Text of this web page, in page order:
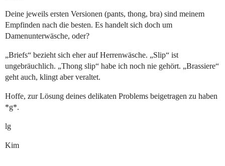
Deine jeweils ersten Versionen (pants, thong, bra) sind meinem
Empfinden nach die besten. Es handelt sich doch um
Damenunterwäsche, oder?
„Briefs“ bezieht sich eher auf Herrenwäsche. „Slip“ ist
ungebräuchlich. „Thong slip“ habe ich noch nie gehört. „Brassiere“
geht auch, klingt aber veraltet.
Hoffe, zur Lösung deines delikaten Problems beigetragen zu haben
*g*.
lg
Kim